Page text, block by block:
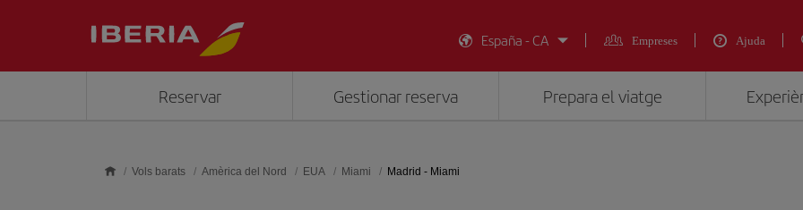
España - CA
Empreses Ajuda
Reservar Gestionar reserva Prepara el viatge
Vols barats Amèrica del Nord EUA Miami Madrid - Miami